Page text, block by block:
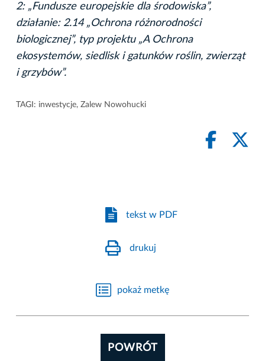
2: „Fundusze europejskie dla środowiska”,
działanie: 2.14 „Ochrona różnorodności
biologicznej”, typ projektu „A Ochrona
ekosystemów, siedlisk i gatunków roślin, zwierząt
i grzybów”.
TAGI: inwestycje, Zalew Nowohucki
tekst w PDF
drukuj
pokaż metkę
POWRÓT